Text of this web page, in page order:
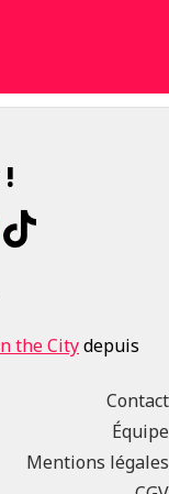
the Citydepuis
Contact
Équipe
Mentions légales